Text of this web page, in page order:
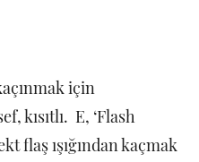
için
kısıtlı. E, ‘Flash
flaş ışığından kaçmak